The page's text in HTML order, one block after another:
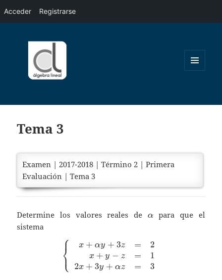
Acceder Registrarse
Tema 3
Examen | 2017-2018 | Término 2 | Primera
Evaluación | Tema 3
Determine los valores reales de \alpha
α
para que el
sistema
\left\{\begin{array}{rrr}
⎩
⎪
⎨
⎪
⎧ x + αy + 3z
x + y − z
2x + 3y + αz
=
=
=
2
1
3